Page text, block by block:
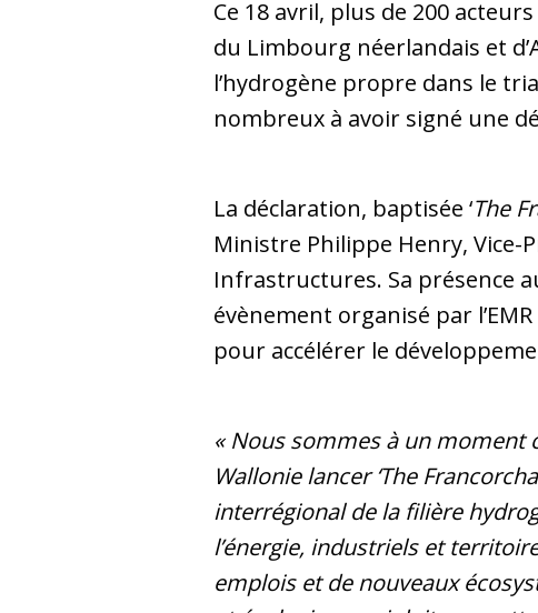
Ce 18 avril, plus de 200
du Limbourg néerlandais et
l’hydrogène propre dans le
nombreux à avoir signé une
La déclaration, baptisée ‘The
Ministre Philippe Henry, Vice-
Infrastructures. Sa présence
évènement organisé par
pour accélérer le
« Nous sommes à un moment
Wallonie lancer ‘The
interrégional de la filière
l’énergie, industriels et
emplois et de nouveaux